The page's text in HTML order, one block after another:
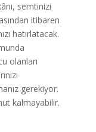
semtinizi
itibaren
hatırlatacak.
olanları
gerekiyor.
kalmayabilir.